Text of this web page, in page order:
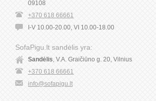
09108
+370 618 66661
I-V 10.00-20.00, VI 10.00-18.00
SofaPigu.lt sandėlis yra:
Sandėlis , V.A. Graičiūno g. 20, Vilnius
+370 618 66661
info@sofapigu.lt